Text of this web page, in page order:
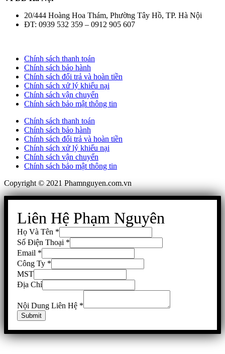
20/444 Hoàng Hoa Thám, Phường Tây Hồ, TP. Hà Nội
ĐT: 0939 532 359 – 0912 905 607
Chính sách thanh toán
Chính sách bảo hành
Chính sách đổi trả và hoàn tiền
Chính sách xử lý khiếu nại
Chính sách vận chuyển
Chính sách bảo mật thông tin
Chính sách thanh toán
Chính sách bảo hành
Chính sách đổi trả và hoàn tiền
Chính sách xử lý khiếu nại
Chính sách vận chuyển
Chính sách bảo mật thông tin
Copyright © 2021 Phamnguyen.com.vn
Liên Hệ Phạm Nguyên
Họ Và Tên *
Số Điện Thoại *
Email *
Công Ty *
MST
Địa Chỉ
Nội Dung Liên Hệ *
Submit